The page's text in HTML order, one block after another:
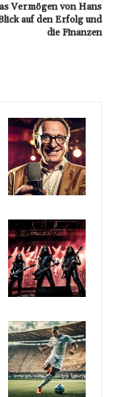
Vermögen von Hans
auf den Erfolg und
die Finanzen